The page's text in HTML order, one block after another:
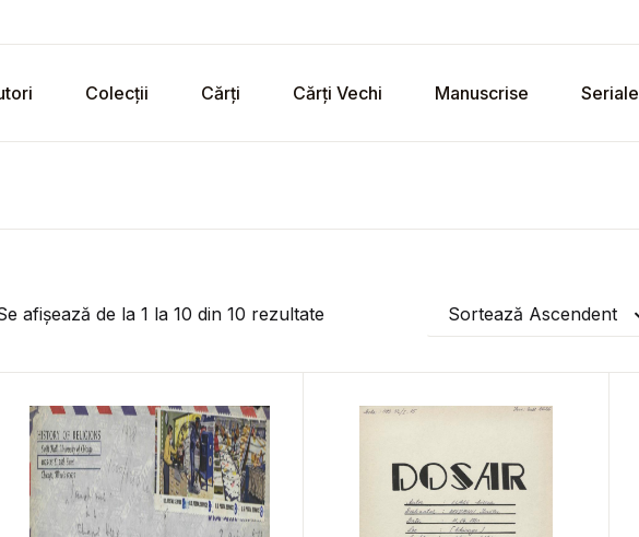
Colecții Cărți Cărți Vechi Manuscrise Seriale
afișează de la 1 la 10 din 10 rezultate Sortează Ascendent